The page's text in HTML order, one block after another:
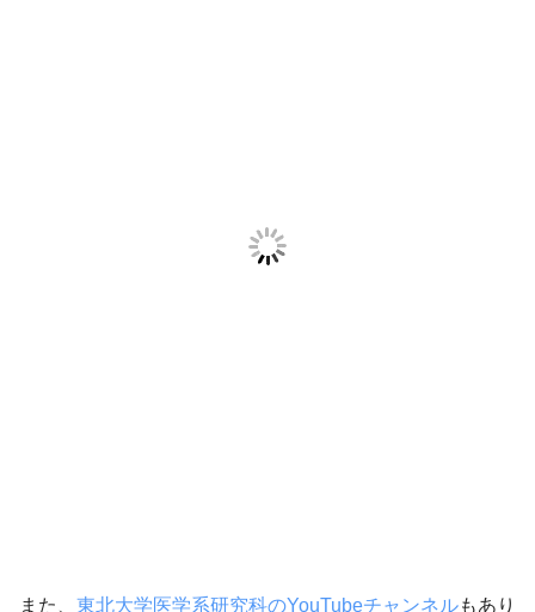
また、 東北大学医学系研究科のYouTubeチャンネルもあり